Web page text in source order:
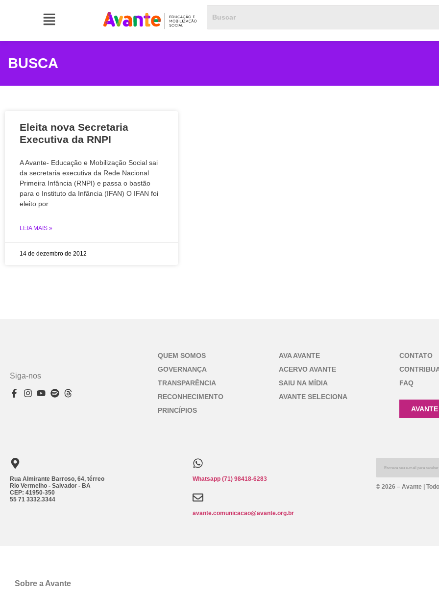
BUSCA
Eleita nova Secretaria
Executiva da RNPI
A Avante- Educação e Mobilização Social sai
da secretaria executiva da Rede Nacional
Primeira Infância (RNPI) e passa o bastão
para o Instituto da Infância (IFAN) O IFAN foi
eleito por
LEIA MAIS »
14 de dezembro de 2012
Siga-nos
QUEM SOMOS
GOVERNANÇA
TRANSPARÊNCIA
RECONHECIMENTO
PRINCÍPIOS
AVA AVANTE
ACERVO AVANTE
SAIU NA MÍDIA
AVANTE SELECIONA
CONTATO
FAQ
Rua Almirante Barroso, 64, térreo
Rio Vermelho - Salvador - BA
CEP: 41950-350
55 71 3332.3344
Whatsapp (71) 98418-6283
avante.comunicacao@avante.org.br
© 2026 – Avante |
Sobre a Avante